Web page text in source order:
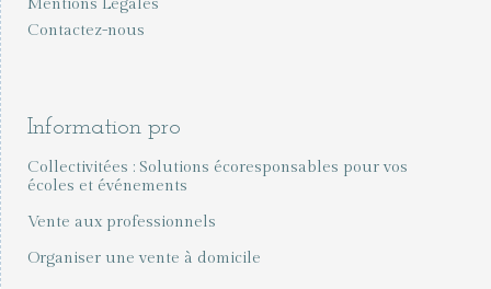
Mentions Légales
Contactez-nous
Information pro
Collectivitées : Solutions écoresponsables pour vos
écoles et événements
Vente aux professionnels
Organiser une vente à domicile